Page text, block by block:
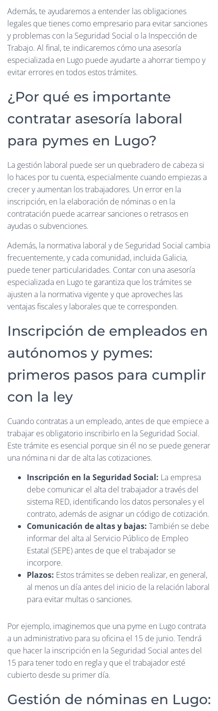
Además, te ayudaremos a entender las obligaciones
legales que tienes como empresario para evitar sanciones
y problemas con la Seguridad Social o la Inspección de
Trabajo. Al final, te indicaremos cómo una asesoría
especializada en Lugo puede ayudarte a ahorrar tiempo y
evitar errores en todos estos trámites.
¿Por qué es importante
contratar asesoría laboral
para pymes en Lugo?
La gestión laboral puede ser un quebradero de cabeza si
lo haces por tu cuenta, especialmente cuando empiezas a
crecer y aumentan los trabajadores. Un error en la
inscripción, en la elaboración de nóminas o en la
contratación puede acarrear sanciones o retrasos en
ayudas o subvenciones.
Además, la normativa laboral y de Seguridad Social cambia
frecuentemente, y cada comunidad, incluida Galicia,
puede tener particularidades. Contar con una asesoría
especializada en Lugo te garantiza que los trámites se
ajusten a la normativa vigente y que aproveches las
ventajas fiscales y laborales que te corresponden.
Inscripción de empleados en
autónomos y pymes:
primeros pasos para cumplir
con la ley
Cuando contratas a un empleado, antes de que empiece a
trabajar es obligatorio inscribirlo en la Seguridad Social.
Este trámite es esencial porque sin él no se puede generar
una nómina ni dar de alta las cotizaciones.
Inscripción en la Seguridad Social: La empresa
debe comunicar el alta del trabajador a través del
sistema RED, identificando los datos personales y el
contrato, además de asignar un código de cotización.
Comunicación de altas y bajas: También se debe
informar del alta al Servicio Público de Empleo
Estatal (SEPE) antes de que el trabajador se
incorpore.
Plazos: Estos trámites se deben realizar, en general,
al menos un día antes del inicio de la relación laboral
para evitar multas o sanciones.
Por ejemplo, imaginemos que una pyme en Lugo contrata
a un administrativo para su oficina el 15 de junio. Tendrá
que hacer la inscripción en la Seguridad Social antes del
15 para tener todo en regla y que el trabajador esté
cubierto desde su primer día.
Gestión de nóminas en Lugo: